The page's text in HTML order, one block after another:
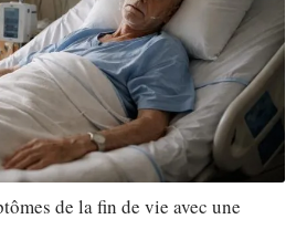
de la fin de vie avec une